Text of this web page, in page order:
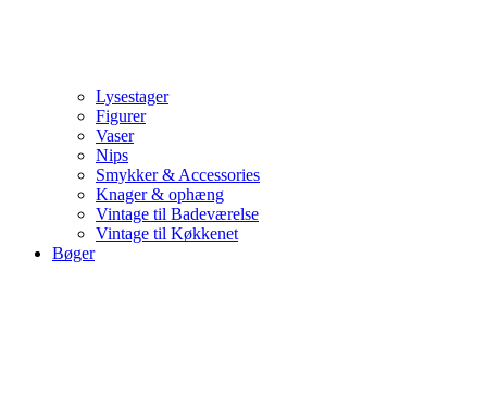
Lysestager
Figurer
Vaser
Nips
Smykker & Accessories
Knager & ophæng
Vintage til Badeværelse
Vintage til Køkkenet
Bøger